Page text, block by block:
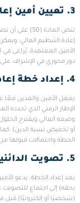
3. تعيين أمين إعادة التنظيم المالي
تنص المادة (50) على أن تصدر المحكمة حكمًا بتعيين
إعادة التنظيم المالي؛
الأمين المعتمدة. يُراعى في
دور محوري في الإشراف
4. إعداد خطة إعادة التنظيم المالي
يعمل الأمين والمدين معًا
الإطار الزمني الذي تحدده
وضعه المالي ويقترح
أو تخفيض نسبة الدين).
الخطة واحتمالات قبولها من
5. تصويت الدائنين على المقترح
بعد إعداد الخطة، يدعو
بحقه) إلى اجتماع للتصويت
(شخصيًا أو إلكترونيًا) قبل